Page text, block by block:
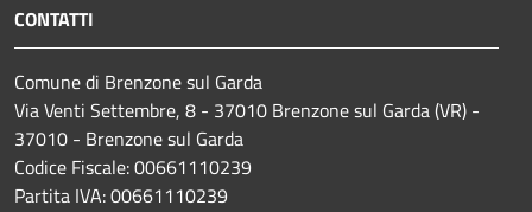
CONTATTI
Comune di Brenzone sul Garda
Via Venti Settembre, 8 - 37010 Brenzone sul Garda (VR) -
37010 - Brenzone sul Garda
Codice Fiscale: 00661110239
Partita IVA: 00661110239